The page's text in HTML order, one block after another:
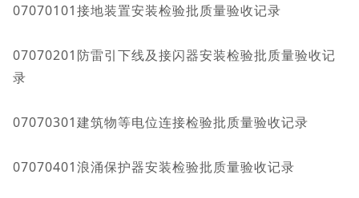
07070101接地装置安装检验批质量验收记录
07070201防雷引下线及接闪器安装检验批质量验收记
录
07070301建筑物等电位连接检验批质量验收记录
07070401浪涌保护器安装检验批质量验收记录